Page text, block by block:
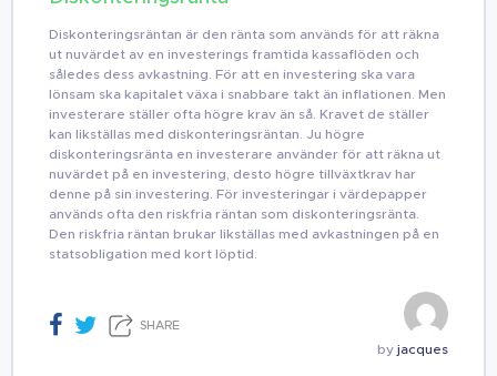
Diskonteringsräntan är den ränta som används för att räkna
ut nuvärdet av en investerings framtida kassaflöden och
således dess avkastning. För att en investering ska vara
lönsam ska kapitalet växa i snabbare takt än inflationen. Men
investerare ställer ofta högre krav än så. Kravet de ställer
kan likställas med diskonteringsräntan. Ju högre
diskonteringsränta en investerare använder för att räkna ut
nuvärdet på en investering, desto högre tillväxtkrav har
denne på sin investering. För investeringar i värdepapper
används ofta den riskfria räntan som diskonteringsränta.
Den riskfria räntan brukar likställas med avkastningen på en
statsobligation med kort löptid.
SHARE
by jacques